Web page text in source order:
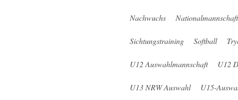
Nachwuchs Nationalmannschaft
Sichtungstraining Softball
U12 Auswahlmannschaft U12
U13 NRW Auswahl U15-